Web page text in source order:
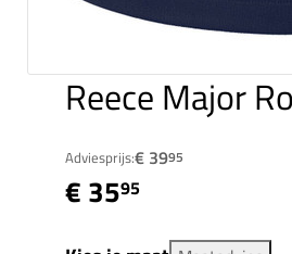
Reece Major
Adviesprijs:€ 3995
€ 3595